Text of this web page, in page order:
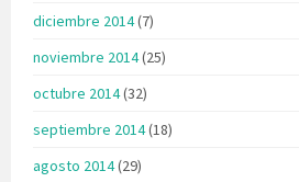
diciembre 2014(7)
noviembre 2014(25)
octubre 2014(32)
septiembre 2014(18)
agosto 2014(29)